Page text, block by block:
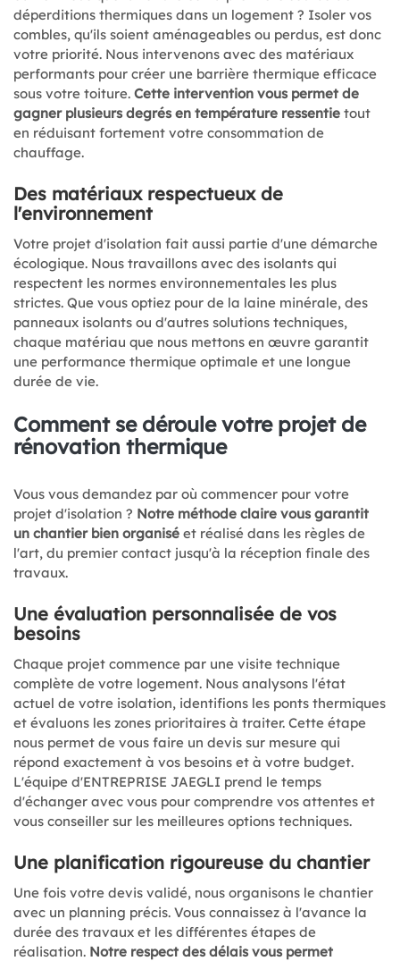
déperditions thermiques dans un logement ? Isoler vos
combles, qu'ils soient aménageables ou perdus, est donc
votre priorité. Nous intervenons avec des matériaux
performants pour créer une barrière thermique efficace
sous votre toiture. Cette intervention vous permet de
gagner plusieurs degrés en température ressentie tout
en réduisant fortement votre consommation de
chauffage.
Des matériaux respectueux de
l'environnement
Votre projet d'isolation fait aussi partie d'une démarche
écologique. Nous travaillons avec des isolants qui
respectent les normes environnementales les plus
strictes. Que vous optiez pour de la laine minérale, des
panneaux isolants ou d'autres solutions techniques,
chaque matériau que nous mettons en œuvre garantit
une performance thermique optimale et une longue
durée de vie.
Comment se déroule votre projet de
rénovation thermique
Vous vous demandez par où commencer pour votre
projet d'isolation ? Notre méthode claire vous garantit
un chantier bien organisé et réalisé dans les règles de
l'art, du premier contact jusqu'à la réception finale des
travaux.
Une évaluation personnalisée de vos
besoins
Chaque projet commence par une visite technique
complète de votre logement. Nous analysons l'état
actuel de votre isolation, identifions les ponts thermiques
et évaluons les zones prioritaires à traiter. Cette étape
nous permet de vous faire un devis sur mesure qui
répond exactement à vos besoins et à votre budget.
L'équipe d'ENTREPRISE JAEGLI prend le temps
d'échanger avec vous pour comprendre vos attentes et
vous conseiller sur les meilleures options techniques.
Une planification rigoureuse du chantier
Une fois votre devis validé, nous organisons le chantier
avec un planning précis. Vous connaissez à l'avance la
durée des travaux et les différentes étapes de
réalisation. Notre respect des délais vous permet